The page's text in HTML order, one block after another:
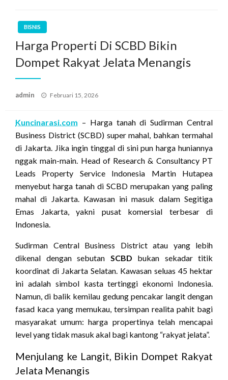
BISNIS
Harga Properti Di SCBD Bikin
Dompet Rakyat Jelata Menangis
admin
Posted
Februari 15, 2026
Kuncinarasi.com – Harga tanah di Sudirman Central
Business District (SCBD) super mahal, bahkan termahal
di Jakarta. Jika ingin tinggal di sini pun harga huniannya
nggak main-main. Head of Research & Consultancy PT
Leads Property Service Indonesia Martin Hutapea
menyebut harga tanah di SCBD merupakan yang paling
mahal di Jakarta. Kawasan ini masuk dalam Segitiga
Emas Jakarta, yakni pusat komersial terbesar di
Indonesia.
Sudirman Central Business District atau yang lebih
dikenal dengan sebutan SCBD bukan sekadar titik
koordinat di Jakarta Selatan. Kawasan seluas 45 hektar
ini adalah simbol kasta tertinggi ekonomi Indonesia.
Namun, di balik kemilau gedung pencakar langit dengan
fasad kaca yang memukau, tersimpan realita pahit bagi
masyarakat umum: harga propertinya telah mencapai
level yang tidak masuk akal bagi kantong “rakyat jelata”.
Menjulang ke Langit, Bikin Dompet Rakyat
Jelata Menangis